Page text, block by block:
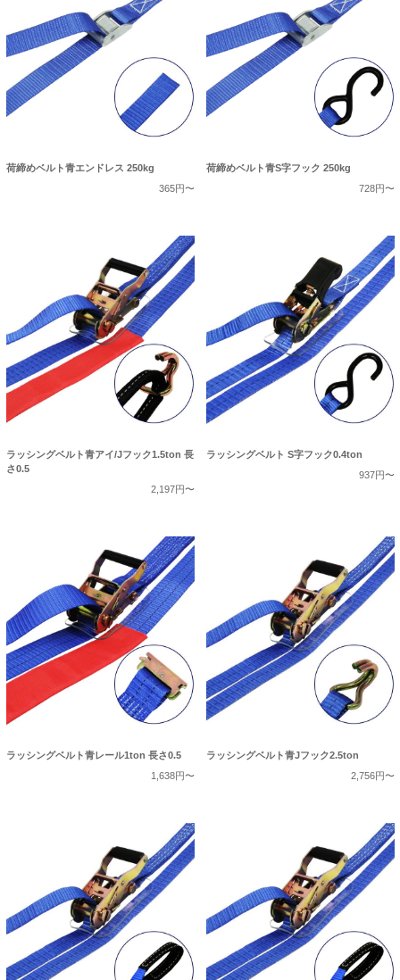
荷締めベルト青エンドレス 250kg
365円〜
荷締めベルト青S字フック 250kg
728円〜
ラッシングベルト青アイ/Jフック1.5ton 長
さ0.5
2,197円〜
ラッシングベルト S字フック0.4ton
937円〜
ラッシングベルト青レール1ton 長さ0.5
1,638円〜
ラッシングベルト青Jフック2.5ton
2,756円〜